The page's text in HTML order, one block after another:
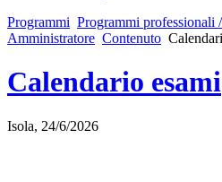
Programmi Programmi professionali
Amministratore Contenuto
Calendario esami
Isola, 24/6/2026